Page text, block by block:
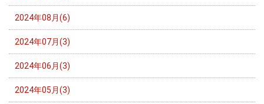
2024年08月(6)
2024年07月(3)
2024年06月(3)
2024年05月(3)